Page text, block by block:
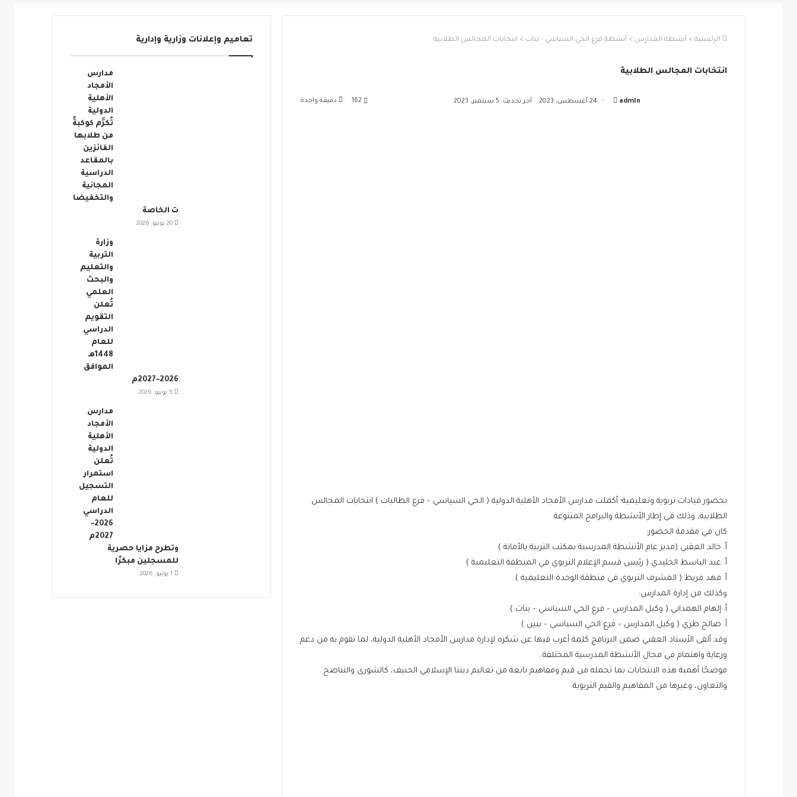
الرئيسية > أنشطة المدارس > أنشطة فرع الحي السياسي - بنات > انتخابات المجالس الطلابية
انتخابات المجالس الطلابية
admin
أرسل 24 أغسطس، 2023 آخر تحديث: 5 سبتمبر، 2023 162 دقيقة واحدة
بحضور قيادات تربوية وتعليمية؛ أكملت مدارس الأمجاد الأهلية الدولية ( الحي السياسي – فرع الطالبات ) انتخابات المجالس
الطلابية، وذلك في إطار الأنشطة والبرامج المتنوعة.
كان في مقدمة الحضور:
أ. خالد العقبي (مدير عام الأنشطة المدرسية بمكتب التربية بالأمانة )
أ. عبد الباسط الخليدي ( رئيس قسم الإعلام التربوي في المنطقة التعليمية )
أ. فهد مريط ( المشرف التربوي في منطقة الوحدة التعليمية )..
وكذلك من إدارة المدارس:
أ. إلهام الهمداني ( وكيل المدارس – فرع الحي السياسي – بنات )
أ. صالح طري ( وكيل المدارس – فرع الحي السياسي – بنين ).
وقد ألقى الأستاذ العقبي ضمن البرنامج كلمة أعرب فيها عن شكره لإدارة مدارس الأمجاد الأهلية الدولية، لما تقوم به من دعم
ورعاية واهتمام في مجال الأنشطة المدرسية المختلفة..
موضحًا أهمية هذه الانتخابات بما تحمله من قيم ومفاهيم نابعة من تعاليم ديننا الإسلامي الحنيف، كالشورى والتناصح
والتعاون، وغيرها من المفاهيم والقيم التربوية.
تعاميم وإعلانات وزارية وإدارية
مدارس
الأمجاد
الأهلية
الدولية
تُكرِّم كوكبةً
من طلابها
الفائزين
بالمقاعد
الدراسية
المجانية
والتخفيضا
ت الخاصة
20 يونيو، 2026
وزارة
التربية
والتعليم
والبحث
العلمي
تُعلن
التقويم
الدراسي
للعام
1448هـ
الموافق
2026–2027م
5 يونيو، 2026
مدارس
الأمجاد
الأهلية
الدولية
تُعلن
استمرار
التسجيل
للعام
الدراسي
2026–
2027م
وتطرح مزايا حصرية
للمسجلين مبكرًا
1 يونيو، 2026